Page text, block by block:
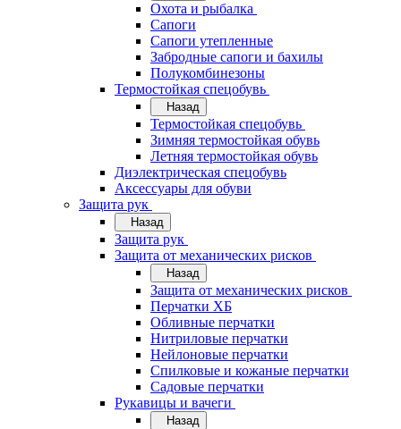
Охота и рыбалка
Сапоги
Сапоги утепленные
Забродные сапоги и бахилы
Полукомбинезоны
Термостойкая спецобувь
Назад
Термостойкая спецобувь
Зимняя термостойкая обувь
Летняя термостойкая обувь
Диэлектрическая спецобувь
Аксессуары для обуви
Защита рук
Назад
Защита рук
Защита от механических рисков
Назад
Защита от механических рисков
Перчатки ХБ
Обливные перчатки
Нитриловые перчатки
Нейлоновые перчатки
Спилковые и кожаные перчатки
Садовые перчатки
Рукавицы и вачеги
Назад